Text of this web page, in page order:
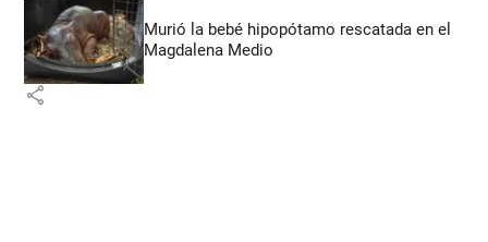
Murió la bebé hipopótamo rescatada en el
Magdalena Medio
share